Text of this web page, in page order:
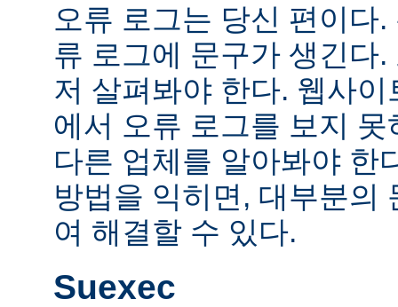
오류 로그는 당신 편이다
류 로그에 문구가 생긴다
저 살펴봐야 한다. 웹사
에서 오류 로그를 보지
다른 업체를 알아봐야 한
방법을 익히면, 대부분의
여 해결할 수 있다.
Suexec